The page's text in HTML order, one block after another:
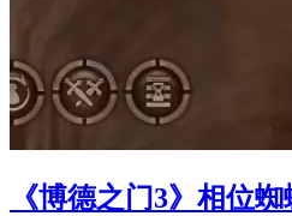
《博德之门3》相位